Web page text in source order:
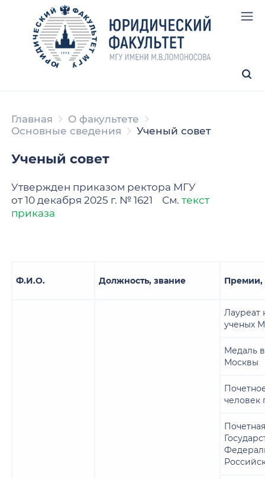
Главная
О факультете
Основные сведения
Ученый совет
Ученый совет
Утвержден приказом ректора МГУ
от 10 декабря 2025 г. № 1621 См.текст
приказа
Ф.И.О. Должность, звание Премии,
Лауреат
ученых
Медаль
Москвы
человек